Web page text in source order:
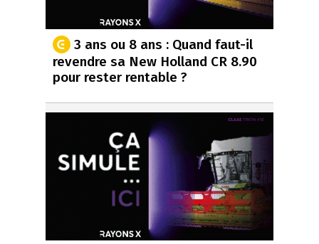
3 ans ou 8 ans : Quand faut-il
revendre sa New Holland CR 8.90
pour rester rentable ?